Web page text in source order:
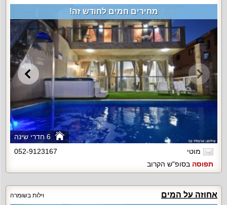
6 חדרי שינה
מחירים חמים לחודש זה!
מוטי
052-9123167
תפוסה בסופ"ש הקרוב
אחוזה על המים וילות בשומרה